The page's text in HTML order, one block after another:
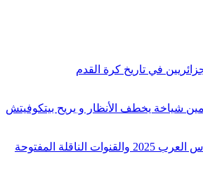
شياخة يخطف الأنظار و يريح بيتكوفيتش
الناقلة المفتوحة